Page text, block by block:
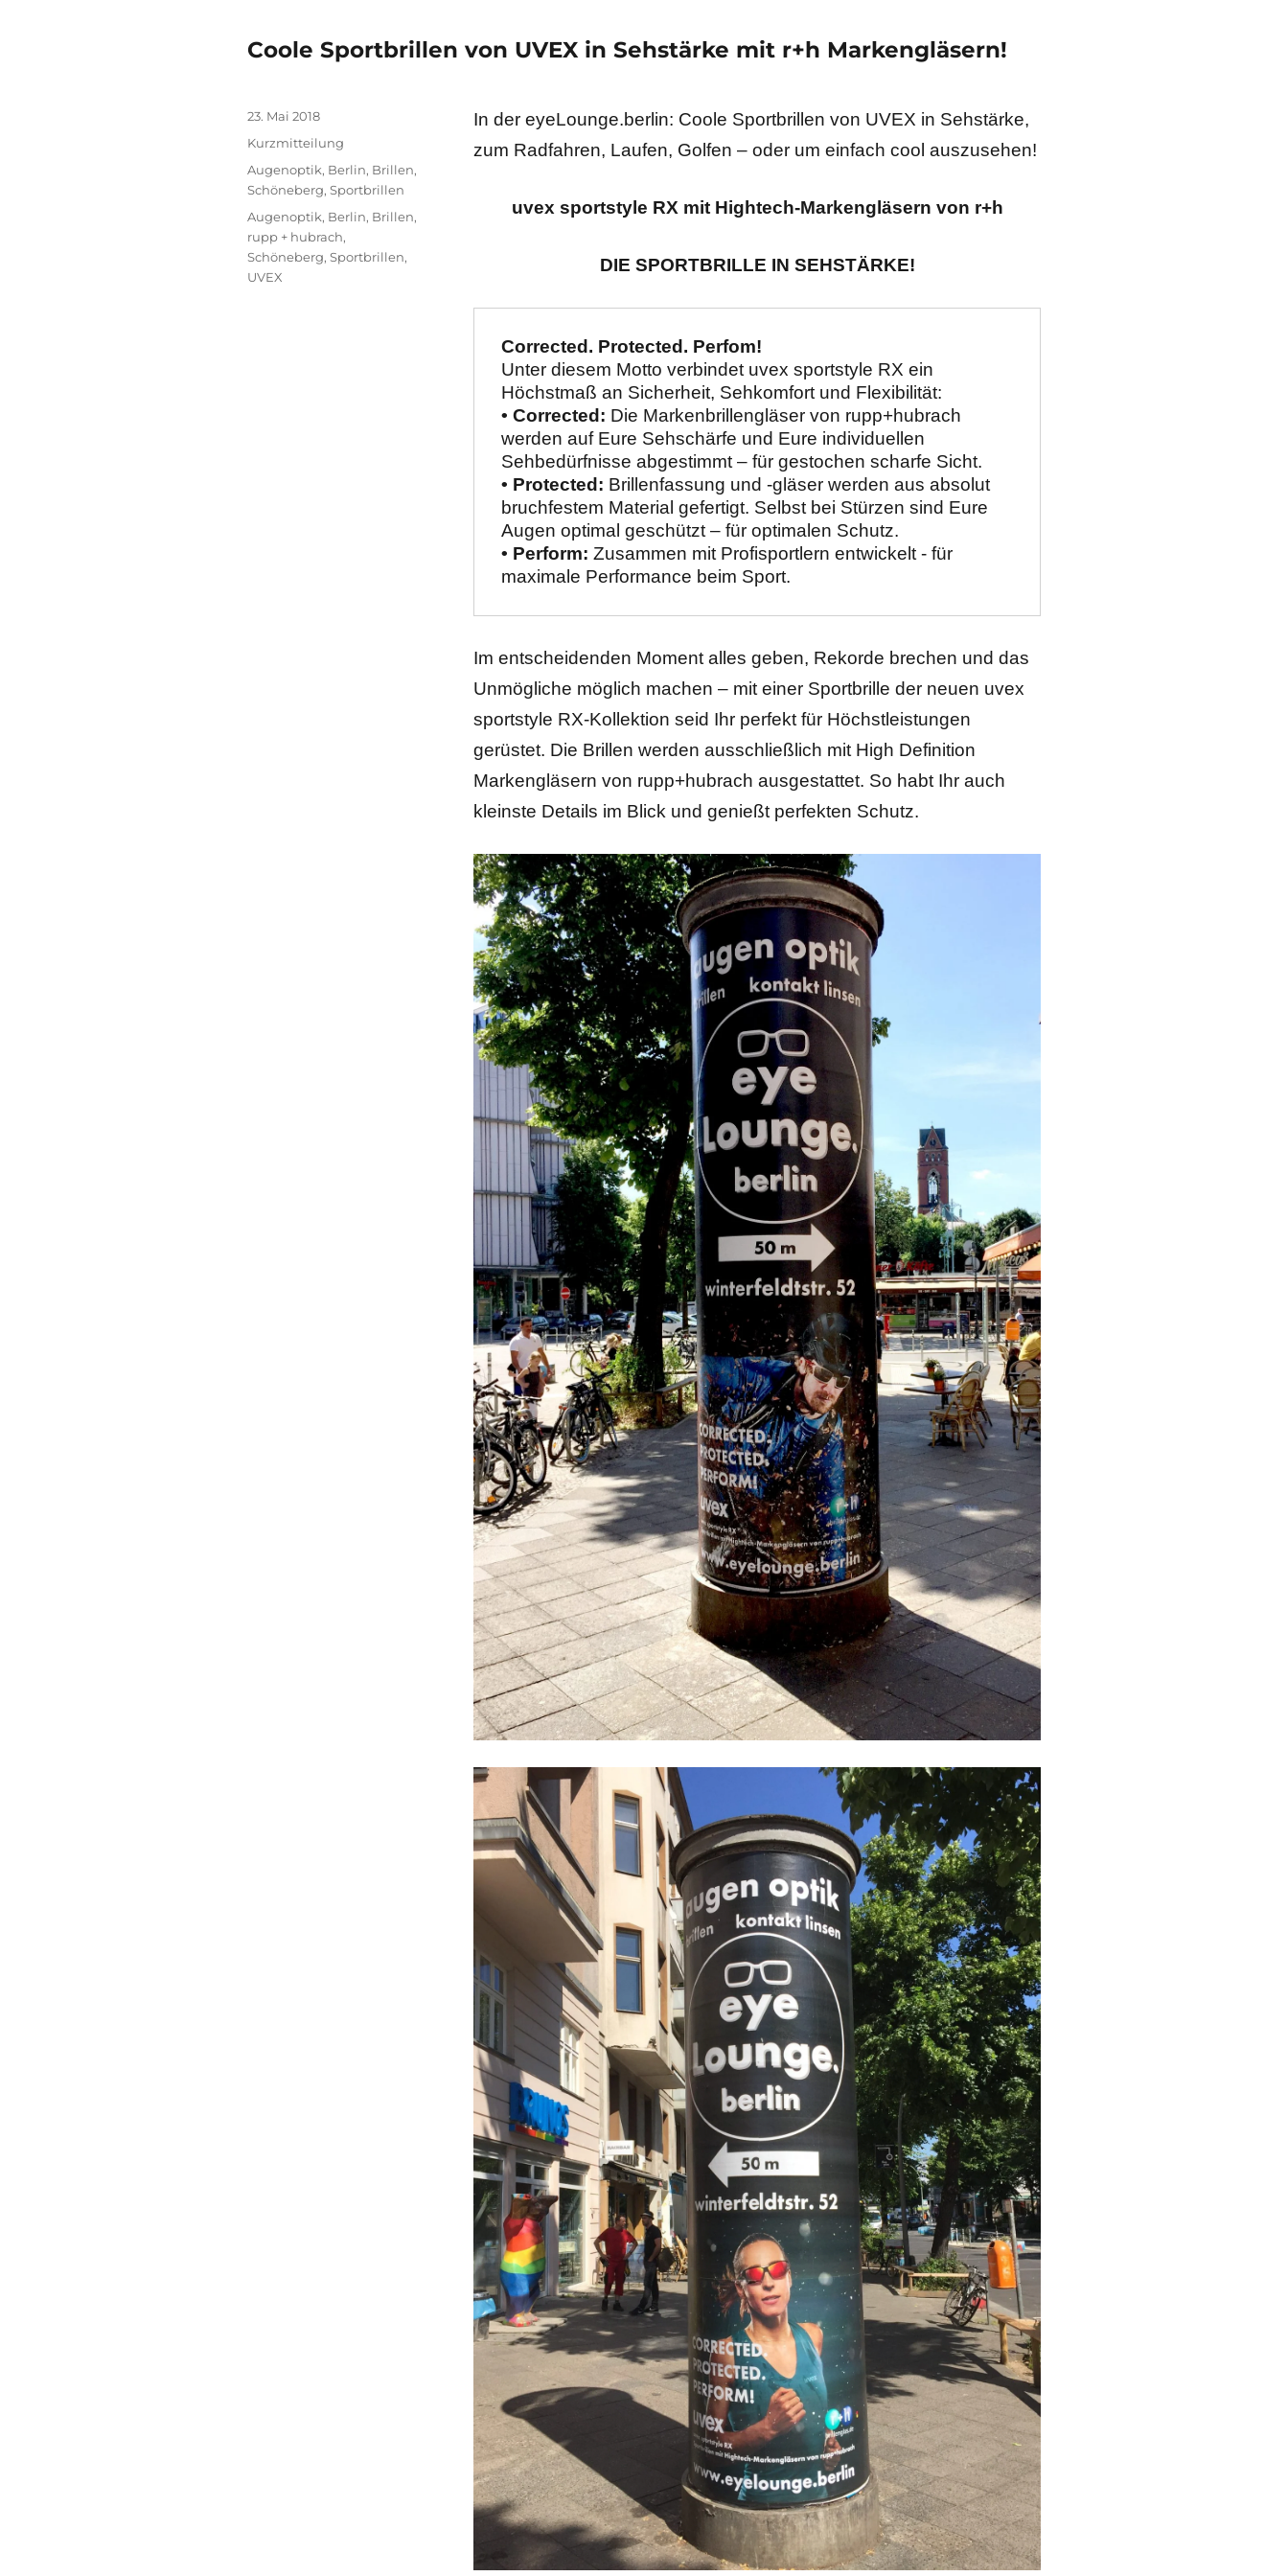
Coole Sportbrillen von UVEX in Sehstärke mit r+h Markengläsern!
In der eyeLounge.berlin: Coole Sportbrillen von UVEX in Sehstärke,
zum Radfahren, Laufen, Golfen – oder um einfach cool auszusehen!
uvex sportstyle RX mit Hightech-Markengläsern von r+h
DIE SPORTBRILLE IN SEHSTÄRKE!
Corrected. Protected. Perfom!
Unter diesem Motto verbindet uvex sportstyle RX ein
Höchstmaß an Sicherheit, Sehkomfort und Flexibilität:
• Corrected: Die Markenbrillengläser von rupp+hubrach
werden auf Eure Sehschärfe und Eure individuellen
Sehbedürfnisse abgestimmt – für gestochen scharfe Sicht.
• Protected: Brillenfassung und -gläser werden aus absolut
bruchfestem Material gefertigt. Selbst bei Stürzen sind Eure
Augen optimal geschützt – für optimalen Schutz.
• Perform: Zusammen mit Profisportlern entwickelt - für
maximale Performance beim Sport.
Im entscheidenden Moment alles geben, Rekorde brechen und das
Unmögliche möglich machen – mit einer Sportbrille der neuen uvex
sportstyle RX-Kollektion seid Ihr perfekt für Höchstleistungen
gerüstet. Die Brillen werden ausschließlich mit High Definition
Markengläsern von rupp+hubrach ausgestattet. So habt Ihr auch
kleinste Details im Blick und genießt perfekten Schutz.
Veröffentlicht
23. Mai 2018
Format
Kurzmitteilung
Kategorien
Augenoptik, Berlin, Brillen,
Schöneberg, Sportbrillen
Schlagwörter
Augenoptik, Berlin, Brillen,
rupp + hubrach,
Schöneberg, Sportbrillen,
UVEX